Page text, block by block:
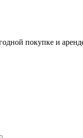
покупке и